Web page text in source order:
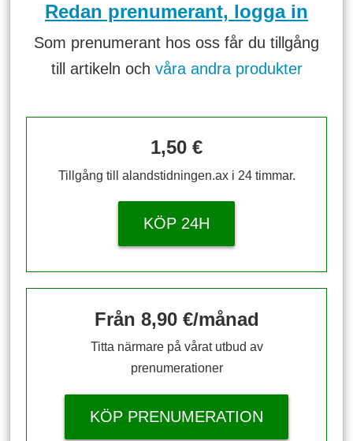
Redan prenumerant, logga in
Som prenumerant hos oss får du tillgång
till artikeln och våra andra produkter
1,50 €
Tillgång till alandstidningen.ax i 24 timmar.
KÖP 24H
Från 8,90 €/månad
Titta närmare på vårat utbud av
prenumerationer
KÖP PRENUMERATION